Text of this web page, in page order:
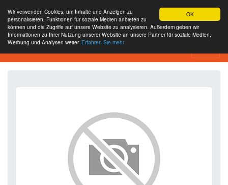
OK
Wir verwenden Cookies, um Inhalte und Anzeigen zu
personalisieren, Funktionen für soziale Medien anbieten zu
können und die Zugriffe auf unsere Website zu analysieren. Außerdem geben wir
Informationen zu Ihrer Nutzung unserer Website an unsere Partner für soziale Medien,
Werbung und Analysen weiter. Erfahren Sie mehr
SEO Analytics